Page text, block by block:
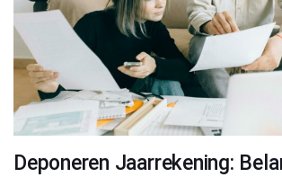
Deponeren Jaarrekening: